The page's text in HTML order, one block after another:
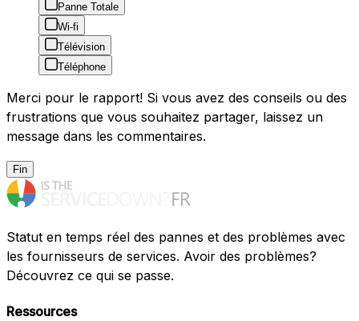
Panne Totale
Wi-fi
Télévision
Téléphone
Merci pour le rapport! Si vous avez des conseils ou des
frustrations que vous souhaitez partager, laissez un
message dans les commentaires.
Fin
Statut en temps réel des pannes et des problèmes avec
les fournisseurs de services. Avoir des problèmes?
Découvrez ce qui se passe.
Ressources